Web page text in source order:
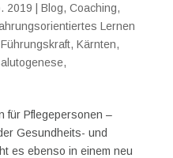
2019 Blog, Coaching,
Lernen
Führungskraft, Kärnten,
,
für Pflegepersonen –
Gesundheits- und
es ebenso in einem neu